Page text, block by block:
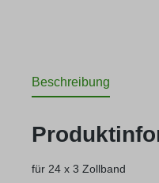
Beschreibung
für 24 x 3 Zollband